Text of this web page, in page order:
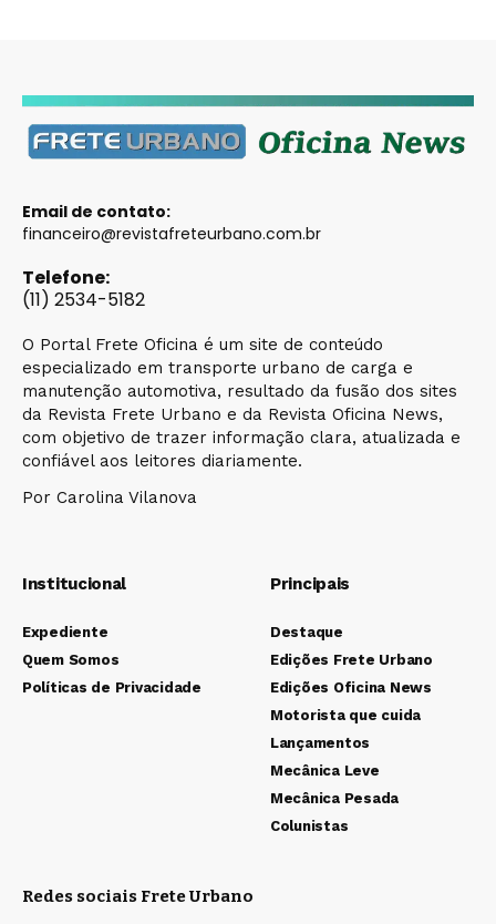
Email de contato:
financeiro@revistafreteurbano.com.br
Telefone:
(11) 2534-5182
O Portal Frete Oficina é um site de conteúdo
especializado em transporte urbano de carga e
manutenção automotiva, resultado da fusão dos sites
da Revista Frete Urbano e da Revista Oficina News,
com objetivo de trazer informação clara, atualizada e
confiável aos leitores diariamente.
Por Carolina Vilanova
Institucional
Expediente
Quem Somos
Políticas de Privacidade
Principais
Destaque
Edições Frete Urbano
Edições Oficina News
Motorista que cuida
Lançamentos
Mecânica Leve
Mecânica Pesada
Colunistas
Redes sociais Frete Urbano